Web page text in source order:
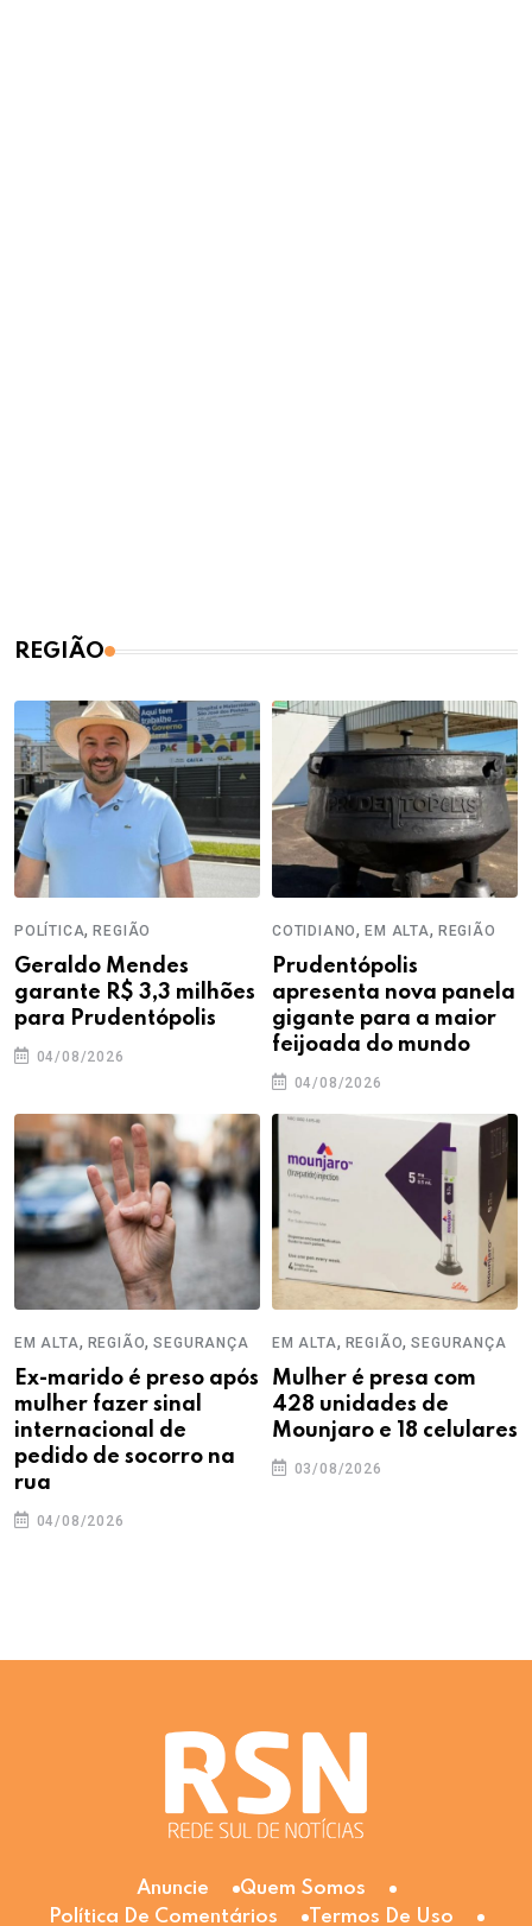
REGIÃO
POLÍTICA,REGIÃO
Geraldo Mendes
garante R$ 3,3 milhões
para Prudentópolis
04/08/2026
COTIDIANO,EM ALTA, REGIÃO
Prudentópolis
apresenta nova panela
gigante para a maior
feijoada do mundo
04/08/2026
EM ALTA, REGIÃO,SEGURANÇA
Ex-marido é preso após
mulher fazer sinal
internacional de
pedido de socorro na
rua
04/08/2026
EM ALTA, REGIÃO,SEGURANÇA
Mulher é presa com
428 unidades de
Mounjaro e 18 celulares
03/08/2026
Anuncie
Quem Somos
Política De Comentários
Termos De Uso